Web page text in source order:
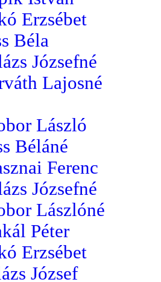
Erzsébet
Béla
Józsefné
Lajosné
László
Béláné
Ferenc
Józsefné
Lászlóné
Péter
Erzsébet
József